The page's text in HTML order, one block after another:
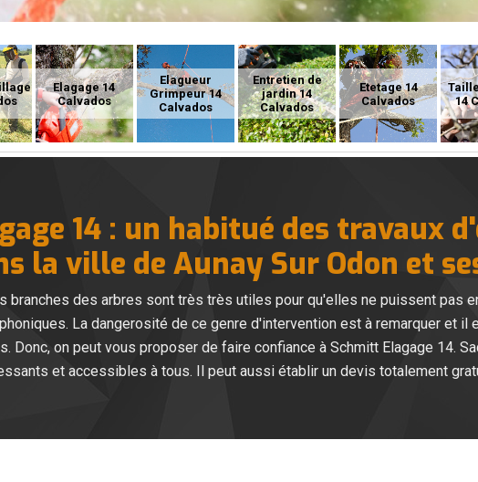
Elagage 14
Calvados
Elagueur
Grimpeur 14
Calvados
Entretien de
jardin 14
Calvados
Etetage 14
Calvados
14
14 : un habitué des travaux
la ville de Aunay Sur Odon et
branches des arbres sont très très utiles pour qu'elles ne puissent pas
La dangerosité de ce genre d'intervention est à remarquer et il
Donc, on peut vous proposer de faire confiance à Schmitt Elagage 14.
et accessibles à tous. Il peut aussi établir un devis totalement